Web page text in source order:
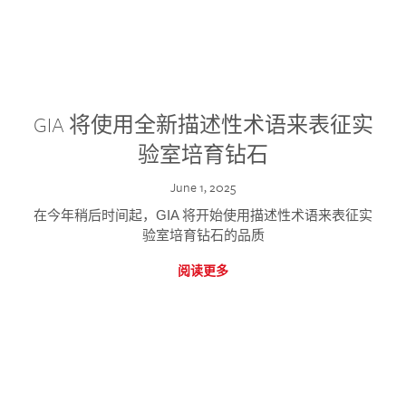
GIA 将使用全新描述性术语来表征实
验室培育钻石
June 1, 2025
在今年稍后时间起，GIA 将开始使用描述性术语来表征实
验室培育钻石的品质
阅读更多